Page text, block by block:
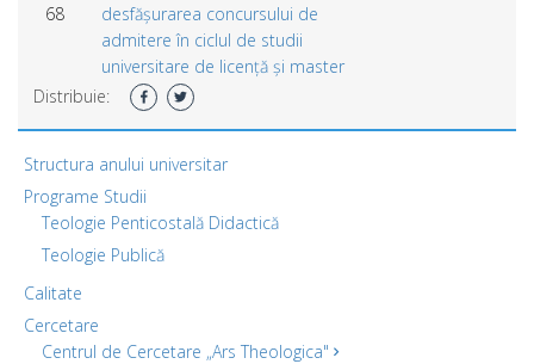
68
desfășurarea concursului de
admitere în ciclul de studii
universitare de licență și master
Distribuie:
Structura anului universitar
Programe Studii
Teologie Penticostală Didactică
Teologie Publică
Calitate
Cercetare
Centrul de Cercetare „Ars Theologica"